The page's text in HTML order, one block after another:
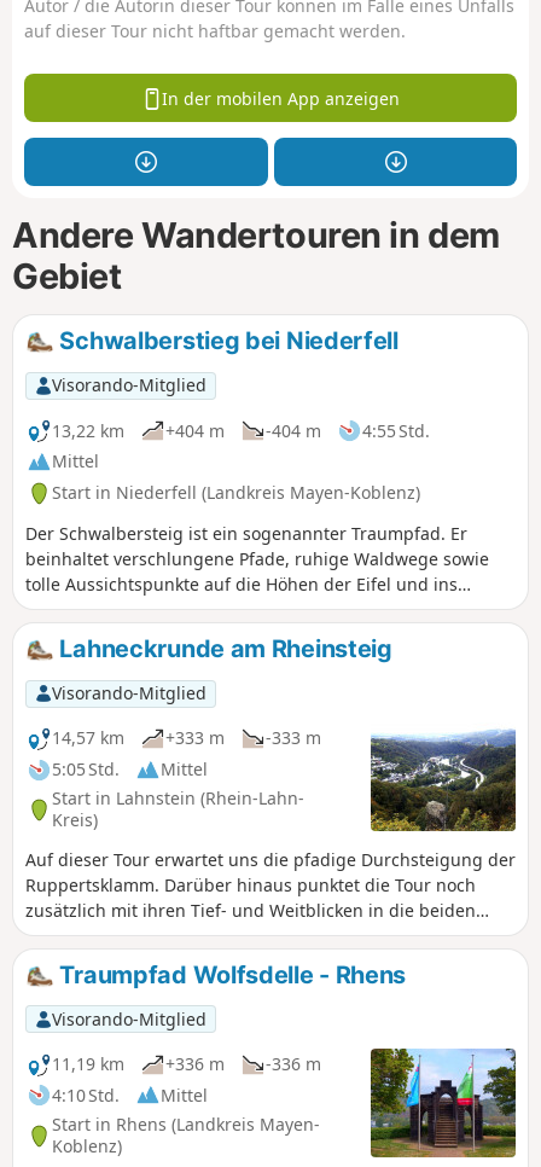
Autor / die Autorin dieser Tour können im Falle eines Unfalls
auf dieser Tour nicht haftbar gemacht werden.
In der mobilen App anzeigen
Andere Wandertouren in dem
Gebiet
Schwalberstieg bei Niederfell
Visorando-Mitglied
13,22 km
+404 m -404 m
4:55 Std.
Mittel
Start in Niederfell (Landkreis Mayen-Koblenz)
Der Schwalbersteig ist ein sogenannter Traumpfad. Er
beinhaltet verschlungene Pfade, ruhige Waldwege sowie
tolle Aussichtspunkte auf die Höhen der Eifel und ins
Moseltal.
Lahneckrunde am Rheinsteig
Visorando-Mitglied
14,57 km
+333 m
-333 m
5:05 Std.
Mittel
Start in Lahnstein (Rhein-Lahn-
Kreis)
Auf dieser Tour erwartet uns die pfadige Durchsteigung der
Ruppertsklamm. Darüber hinaus punktet die Tour noch
zusätzlich mit ihren Tief- und Weitblicken in die beiden
Flusstäler von Rhein und Lahn. Breite Feld- und Waldwege
bestimmen das Streckenprofil. Hinzu kommen
naturbelassene Pfade und felsige Steige. Mit Burg Lahneck
und der spätgotischen Kapelle auf dem Allerheiligenberg
setzt die Runde auch interessante kulturelle Akzente.
Traumpfad Wolfsdelle - Rhens
Visorando-Mitglied
11,19 km
+336 m
-336 m
4:10 Std.
Mittel
Start in Rhens (Landkreis Mayen-
Koblenz)